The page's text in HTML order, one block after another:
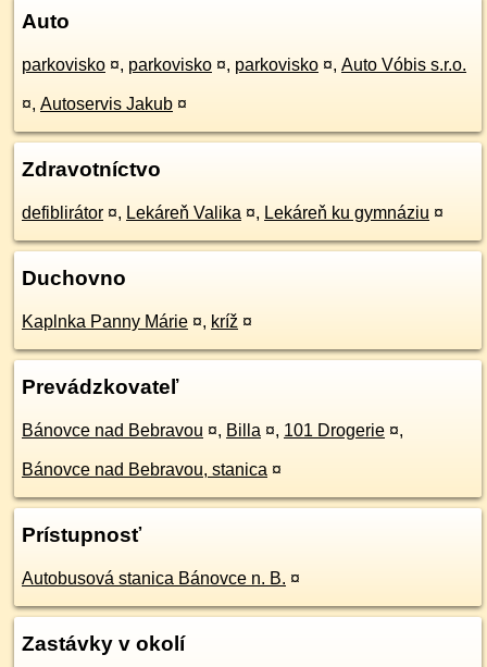
Auto
parkovisko ¤, parkovisko ¤, parkovisko ¤, Auto Vóbis s.r.o.
¤, Autoservis Jakub ¤
Zdravotníctvo
defiblirátor ¤, Lekáreň Valika ¤, Lekáreň ku gymnáziu ¤
Duchovno
Kaplnka Panny Márie ¤, kríž ¤
Prevádzkovateľ
Bánovce nad Bebravou ¤, Billa ¤, 101 Drogerie ¤,
Bánovce nad Bebravou, stanica ¤
Prístupnosť
Autobusová stanica Bánovce n. B. ¤
Zastávky v okolí